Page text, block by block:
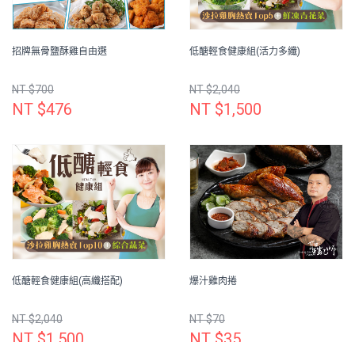
招牌無骨鹽酥雞自由選
NT $700
NT $476
低醣輕食健康組(活力多纖)
NT $2,040
NT $1,500
低醣輕食健康組(高纖搭配)
NT $2,040
爆汁雞肉捲
NT $70